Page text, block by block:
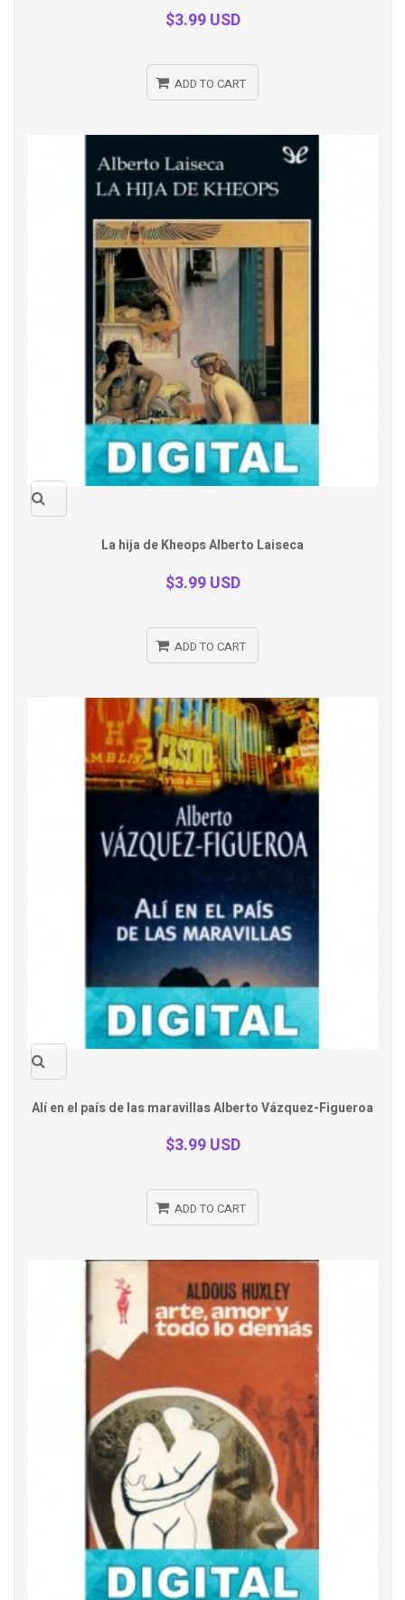
$3.99 USD
ADD TO CART
La hija de Kheops Alberto Laiseca
$3.99 USD
ADD TO CART
Alí en el país de las maravillas Alberto Vázquez-Figueroa
$3.99 USD
ADD TO CART